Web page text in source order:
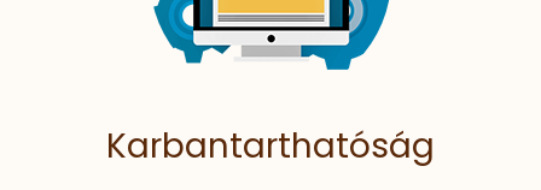
Karbantarthatóság